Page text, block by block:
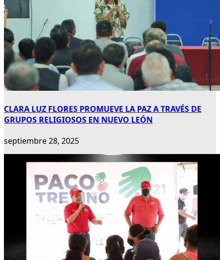
CLARA LUZ FLORES PROMUEVE LA PAZ A TRAVÉS DE
GRUPOS RELIGIOSOS EN NUEVO LEÓN
septiembre 28, 2025